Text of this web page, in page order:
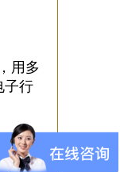
用多
子行
国